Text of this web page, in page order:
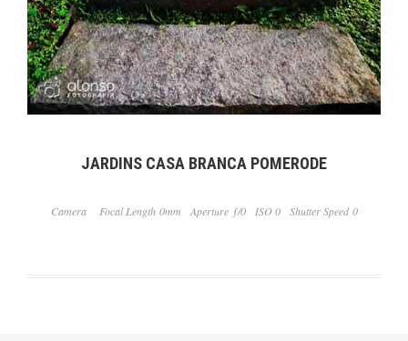
JARDINS CASA BRANCA POMERODE
Camera Focal Length 0mm Aperture ƒ/0 ISO 0 Shutter Speed 0